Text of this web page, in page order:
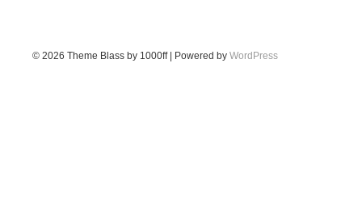
© 2026 Theme Blass by 1000ff | Powered by WordPress